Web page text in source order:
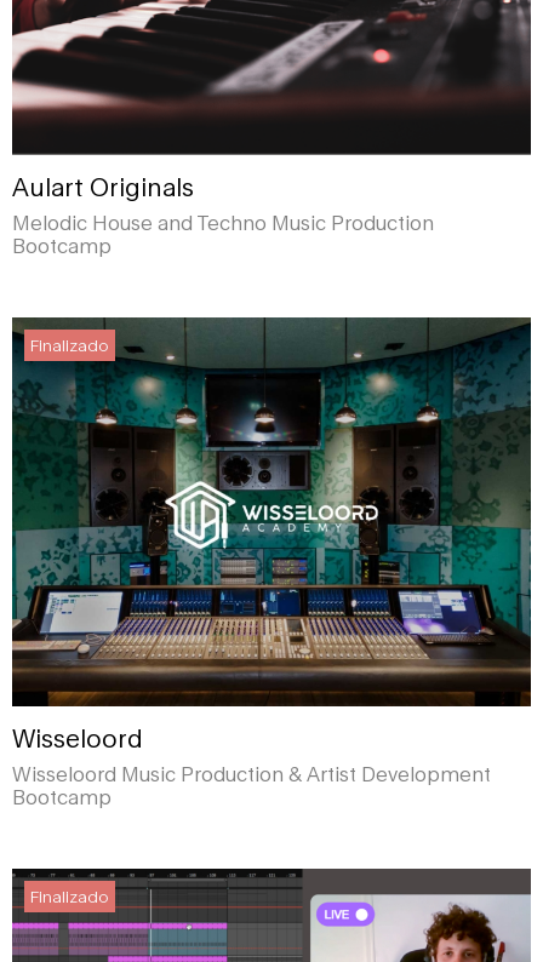
Aulart Originals
Melodic House and Techno Music Production
Bootcamp
Wisseloord
Wisseloord Music Production & Artist Development
Bootcamp
Finalizado
Finalizado
Finalizado
Finalizado